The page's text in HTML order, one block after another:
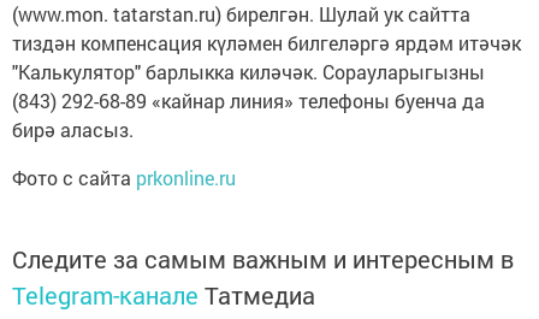
(www.mon. tatarstan.ru) бирелгән. Шулай ук сайтта
тиздән компенсация күләмен билгеләргә ярдәм итәчәк
"Калькулятор" барлыкка киләчәк. Сорауларыгызны
(843) 292-68-89 «кайнар линия» телефоны буенча да
бирә аласыз.
Фото с сайта prkonline.ru
Следите за самым важным и интересным в
Telegram-канале Татмедиа